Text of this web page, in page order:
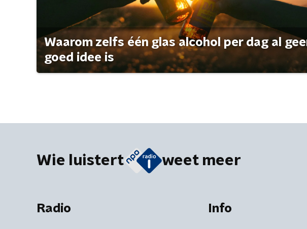
Waarom zelfs één glas alcohol per dag al
goed idee is
Wie luistert weet meer
Radio Info